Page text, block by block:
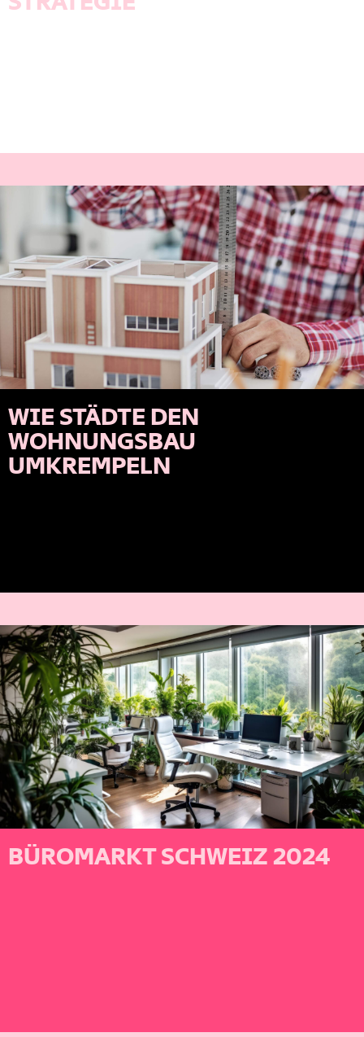
WIE STÄDTE DEN
WOHNUNGSBAU
UMKREMPELN
BÜROMARKT SCHWEIZ 2024